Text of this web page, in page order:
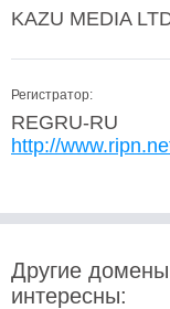
KAZU MEDIA
Регистратор:
REGRU-RU
http://
Другие
интересны: